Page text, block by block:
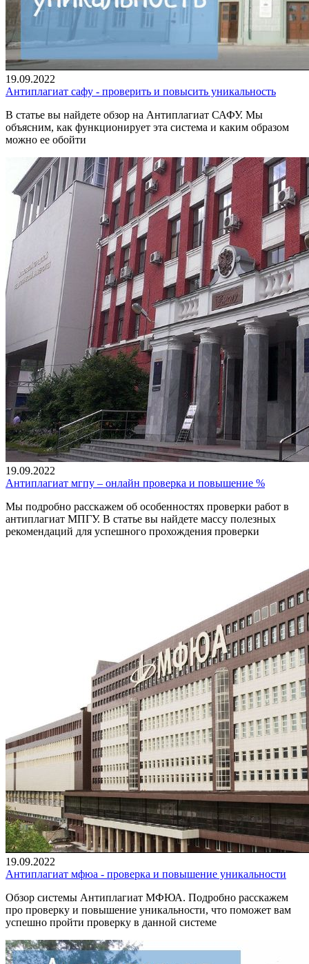
19.09.2022
Антиплагиат сафу - проверить и повысить уникальность
В статье вы найдете обзор на Антиплагиат САФУ. Мы
объясним, как функционирует эта система и каким образом
можно ее обойти
19.09.2022
Антиплагиат мгпу – онлайн проверка и повышение %
Мы подробно расскажем об особенностях проверки работ в
антиплагиат МПГУ. В статье вы найдете массу полезных
рекомендаций для успешного прохождения проверки
19.09.2022
Антиплагиат мфюа - проверка и повышение уникальности
Обзор системы Антиплагиат МФЮА. Подробно расскажем
про проверку и повышение уникальности, что поможет вам
успешно пройти проверку в данной системе